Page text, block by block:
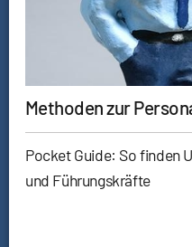
Methoden zur
Pocket Guide: So finden
und Führungskräfte